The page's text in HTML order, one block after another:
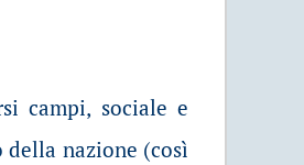
campi, sociale e
nazione (così